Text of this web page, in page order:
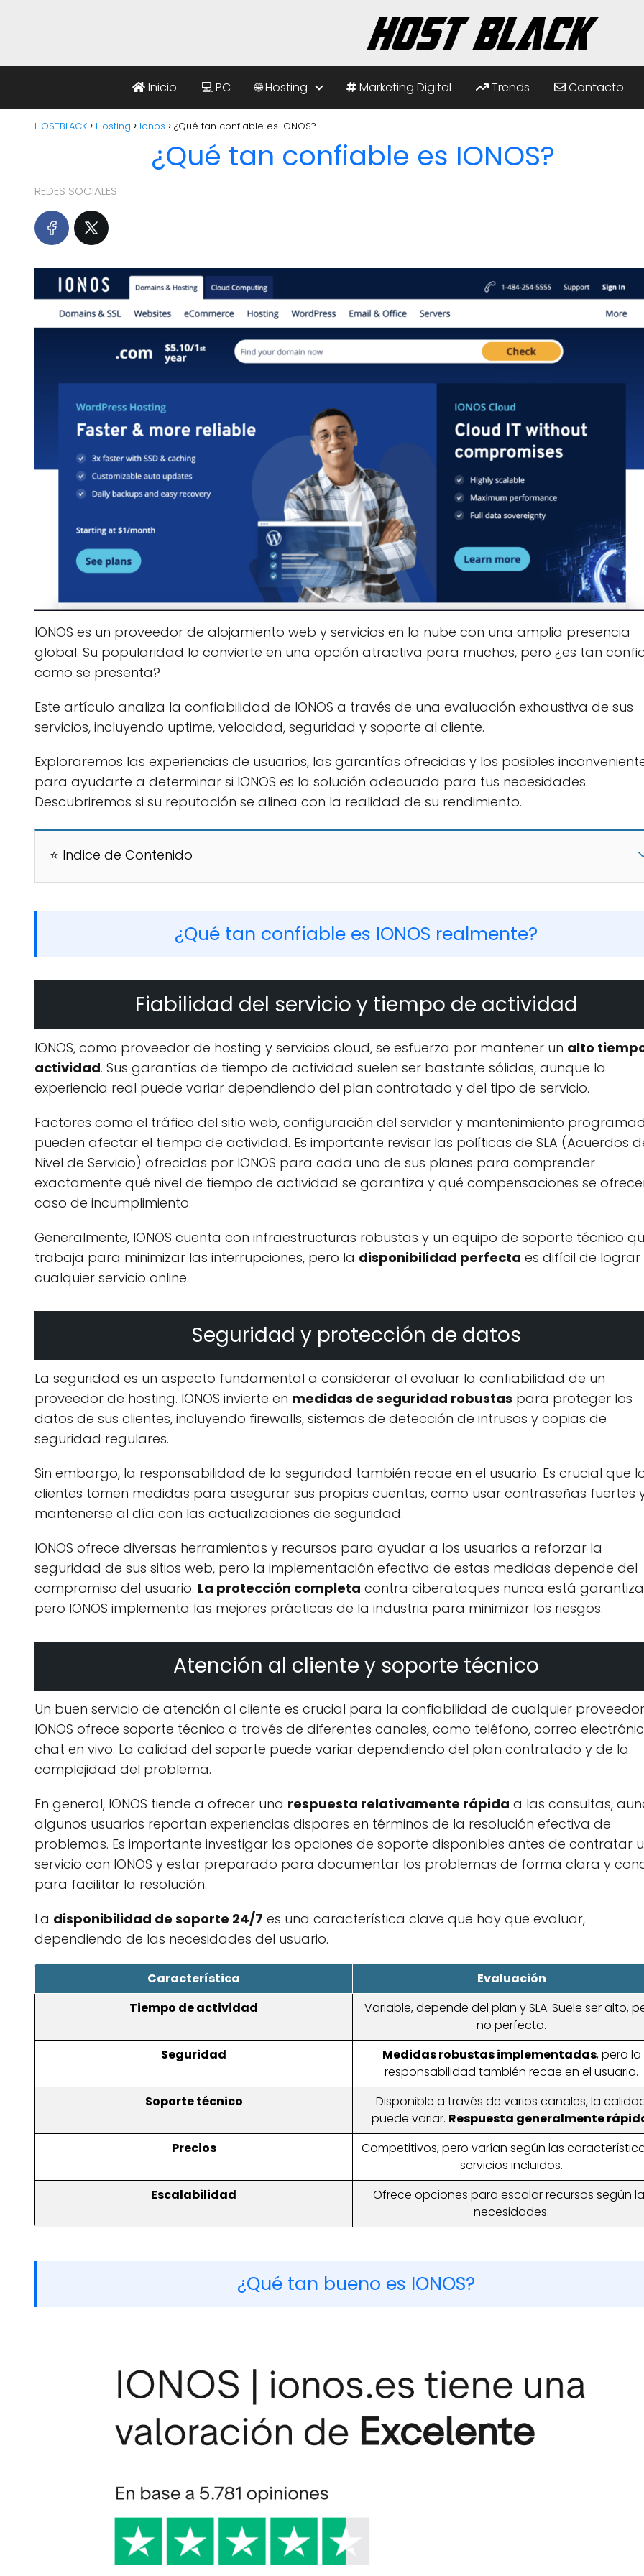
Inicio 💻 PC 🌐 Hosting Marketing Digital Trends Contacto
HOSTBLACK Hosting Ionos ¿Qué tan confiable es IONOS?
¿Qué tan confiable es IONOS?
REDES SOCIALES
IONOS es un proveedor de alojamiento web y servicios en la nube con una amplia presencia
global. Su popularidad lo convierte en una opción atractiva para muchos, pero ¿es tan
como se presenta?
Este artículo analiza la confiabilidad de IONOS a través de una evaluación exhaustiva de sus
servicios, incluyendo uptime, velocidad, seguridad y soporte al cliente.
Exploraremos las experiencias de usuarios, las garantías ofrecidas y los posibles
para ayudarte a determinar si IONOS es la solución adecuada para tus necesidades.
Descubriremos si su reputación se alinea con la realidad de su rendimiento.
⭐ Indice de Contenido
¿Qué tan confiable es IONOS realmente?
Fiabilidad del servicio y tiempo de actividad
IONOS, como proveedor de hosting y servicios cloud, se esfuerza por mantener un alto
actividad. Sus garantías de tiempo de actividad suelen ser bastante sólidas, aunque la
experiencia real puede variar dependiendo del plan contratado y del tipo de servicio.
Factores como el tráfico del sitio web, configuración del servidor y mantenimiento
pueden afectar el tiempo de actividad. Es importante revisar las políticas de SLA (Acuerdos
Nivel de Servicio) ofrecidas por IONOS para cada uno de sus planes para comprender
exactamente qué nivel de tiempo de actividad se garantiza y qué compensaciones se
caso de incumplimiento.
Generalmente, IONOS cuenta con infraestructuras robustas y un equipo de soporte técnico
trabaja para minimizar las interrupciones, pero la disponibilidad perfecta es difícil de lograr
cualquier servicio online.
Seguridad y protección de datos
La seguridad es un aspecto fundamental a considerar al evaluar la confiabilidad de un
proveedor de hosting. IONOS invierte en medidas de seguridad robustas para proteger los
datos de sus clientes, incluyendo firewalls, sistemas de detección de intrusos y copias de
seguridad regulares.
Sin embargo, la responsabilidad de la seguridad también recae en el usuario. Es crucial que
clientes tomen medidas para asegurar sus propias cuentas, como usar contraseñas fuertes
mantenerse al día con las actualizaciones de seguridad.
IONOS ofrece diversas herramientas y recursos para ayudar a los usuarios a reforzar la
seguridad de sus sitios web, pero la implementación efectiva de estas medidas depende del
compromiso del usuario. La protección completa contra ciberataques nunca está
pero IONOS implementa las mejores prácticas de la industria para minimizar los riesgos.
Atención al cliente y soporte técnico
Un buen servicio de atención al cliente es crucial para la confiabilidad de cualquier
IONOS ofrece soporte técnico a través de diferentes canales, como teléfono, correo
chat en vivo. La calidad del soporte puede variar dependiendo del plan contratado y de la
complejidad del problema.
En general, IONOS tiende a ofrecer una respuesta relativamente rápida a las consultas,
algunos usuarios reportan experiencias dispares en términos de la resolución efectiva de
problemas. Es importante investigar las opciones de soporte disponibles antes de contratar
servicio con IONOS y estar preparado para documentar los problemas de forma clara y
para facilitar la resolución.
La disponibilidad de soporte 24/7 es una característica clave que hay que evaluar,
dependiendo de las necesidades del usuario.
Característica
Evaluación
Tiempo de actividad
Variable, depende del plan y SLA. Suele ser alto,
no perfecto.
Seguridad
Medidas robustas implementadas, pero la
responsabilidad también recae en el usuario.
Soporte técnico
Disponible a través de varios canales, la
puede variar. Respuesta generalmente
Precios
Competitivos, pero varían según las
servicios incluidos.
Escalabilidad
Ofrece opciones para escalar recursos según
necesidades.
¿Qué tan bueno es IONOS?